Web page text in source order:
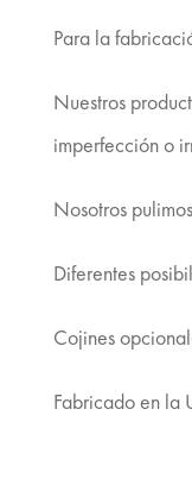
Para la
Nuestros
imperfección o
Nosotros
Diferentes
Cojines
Fabricado en la